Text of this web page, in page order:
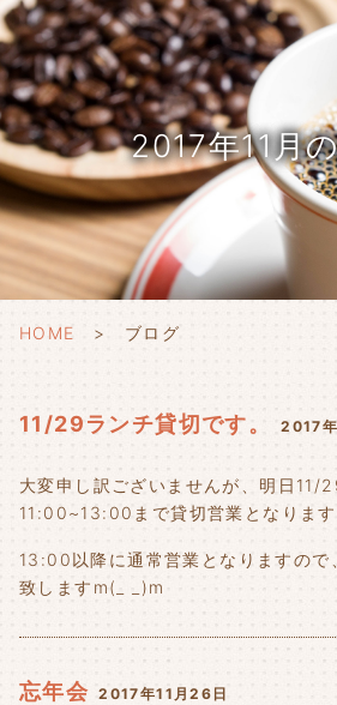
2017年11月
HOME ブログ
11/29ランチ貸切です。 2017
大変申し訳ございませんが、明日11/
11:00~13:00まで貸切営業となります
13:00以降に通常営業となりますので
致しますm(_ _)m
忘年会 2017年11月26日